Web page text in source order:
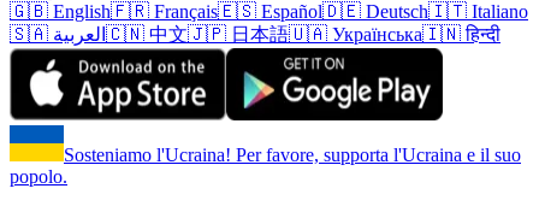
🇬🇧 English🇫🇷 Français🇪🇸 Español🇩🇪 Deutsch🇮🇹 Italiano
🇸🇦 العربية 🇨🇳 中文🇯🇵 日本語🇺🇦 Українська🇮🇳 हिन्दी
Sosteniamo l'Ucraina! Per favore, supporta l'Ucraina e il suo
popolo.